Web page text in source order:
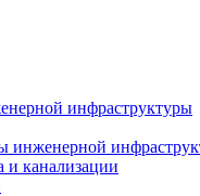
инфраструктуры
инженерной
и канализации